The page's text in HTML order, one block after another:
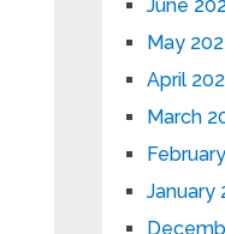
June
May
April
March
January